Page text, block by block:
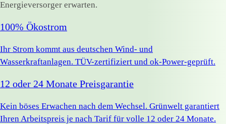
Energieversorger erwarten.
100% Ökostrom
Ihr Strom kommt aus deutschen Wind- und
Wasserkraftanlagen. TÜV-zertifiziert und ok-Power-geprüft.
12 oder 24 Monate Preisgarantie
Kein böses Erwachen nach dem Wechsel. Grünwelt garantiert
Ihren Arbeitspreis je nach Tarif für volle 12 oder 24 Monate.